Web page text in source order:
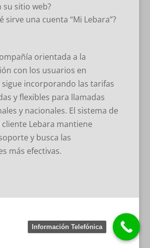
su sitio web?
sirve una cuenta “Mi Lebara”?
orientada a la
con los usuarios en
incorporando las tarifas
y flexibles para llamadas
y nacionales. El sistema de
Lebara mantiene
y busca las
más efectivas.
Información Telefónica